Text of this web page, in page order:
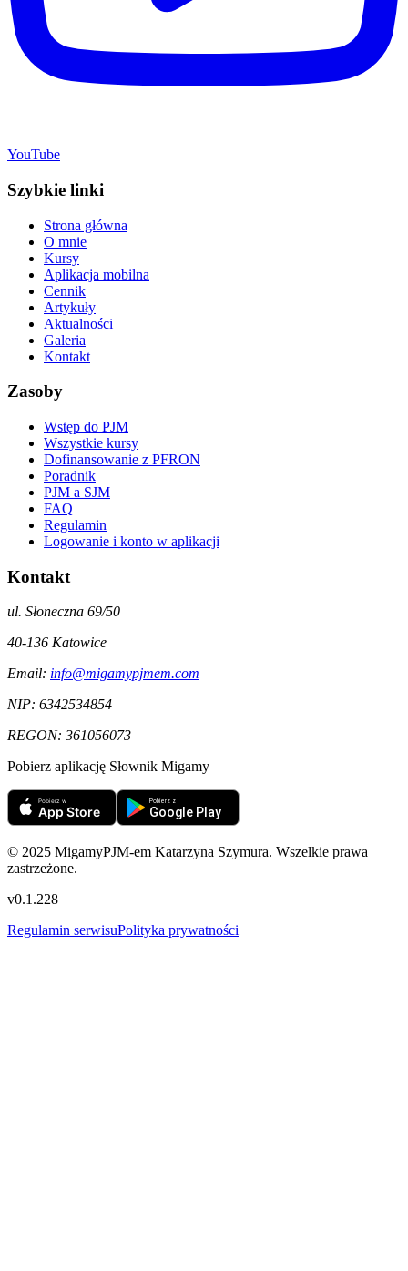
YouTube
Szybkie linki
Strona główna
O mnie
Kursy
Aplikacja mobilna
Cennik
Artykuły
Aktualności
Galeria
Kontakt
Zasoby
Wstęp do PJM
Wszystkie kursy
Dofinansowanie z PFRON
Poradnik
PJM a SJM
FAQ
Regulamin
Logowanie i konto w aplikacji
Kontakt
ul. Słoneczna 69/50
40-136 Katowice
Email: info@migamypjmem.com
NIP: 6342534854
REGON: 361056073
Pobierz aplikację Słownik Migamy
© 2025 MigamyPJM-em Katarzyna Szymura. Wszelkie prawa
zastrzeżone.
v0.1.228
Regulamin serwisuPolityka prywatności